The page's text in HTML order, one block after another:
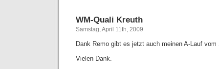
WM-Quali Kreuth
Samstag, April 11th, 2009
Dank Remo gibt es jetzt auch meinen A-Lauf
Vielen Dank.